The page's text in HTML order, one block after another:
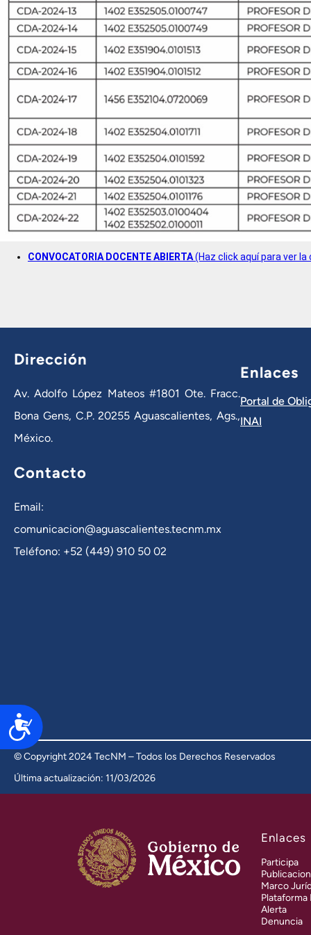
Accesibilidad
CONVOCATORIA DOCENTE ABIERTA(Haz click aquí para ver
Dirección
Av. Adolfo López Mateos #1801 Ote. Fracc.
Bona Gens, C.P. 20255 Aguascalientes, Ags.,
México.
Contacto
Email:
comunicacion@aguascalientes.tecnm.mx
Teléfono: +52 (449) 910 50 02
Enlaces
Portal de
INAI
© Copyright 2024 TecNM – Todos los Derechos Reservados
Última actualización: 11/03/2026
Enlaces
Participa
Marco
Plataforma
Alerta
Denuncia